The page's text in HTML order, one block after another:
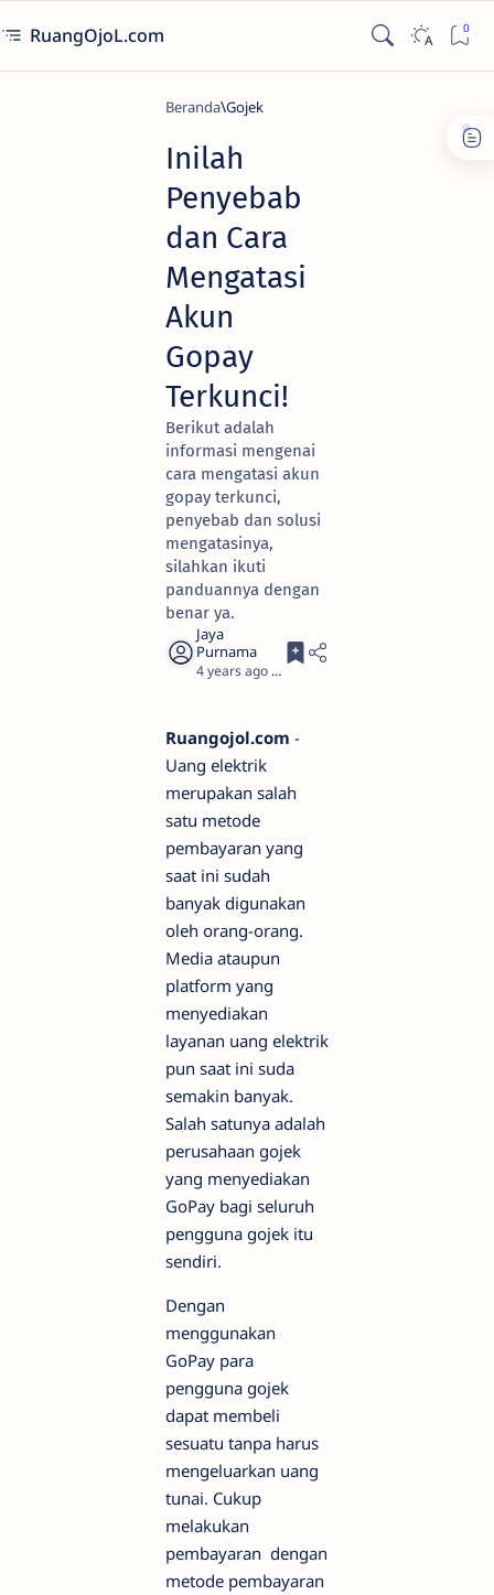
RuangOjoL.com
Beranda Gojek
Inilah
Penyebab
dan Cara
Mengatasi
Akun
Gopay
Terkunci!
Berikut adalah
informasi mengenai
cara mengatasi akun
gopay terkunci,
penyebab dan solusi
mengatasinya,
silahkan ikuti
panduannya dengan
benar ya.
4 years ago 3
Ruangojol.com -
Uang elektrik
merupakan salah
satu metode
pembayaran yang
saat ini sudah
banyak digunakan
oleh orang-orang.
Media ataupun
platform yang
menyediakan
layanan uang elektrik
pun saat ini suda
semakin banyak.
Salah satunya adalah
perusahaan gojek
yang menyediakan
GoPay bagi seluruh
pengguna gojek itu
sendiri.
Dengan
menggunakan
GoPay para
pengguna gojek
dapat membeli
sesuatu tanpa harus
mengeluarkan uang
tunai. Cukup
melakukan
pembayaran dengan
metode pembayaran